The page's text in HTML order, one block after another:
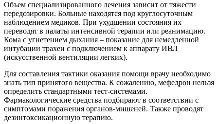
Объем специализированного лечения зависит от тяжести
передозировки. Больные находятся под круглосуточным
наблюдением медиков. При ухудшении состояния их
переводят в палаты интенсивной терапии или реанимацию.
Кома с угнетением дыхания – показание для немедленной
интубации трахеи с подключением к аппарату ИВЛ
(искусственной вентиляции легких).
Для составления тактики оказания помощи врачу необходимо
знать тип принятого вещества. К сожалению, мефедрон нельзя
определить стандартными тест-системами.
Фармакологические средства подбирают в соответствии с
симптомами поражения органов-мишеней. Также проводят
дезинтоксикационную терапию.